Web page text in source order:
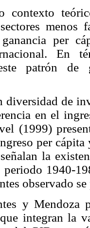
contexto
menos
per
En
patrón de
diversidad de
en el
(1999)
per
la
periodo 1940-
observado
y Mendoza
integran la